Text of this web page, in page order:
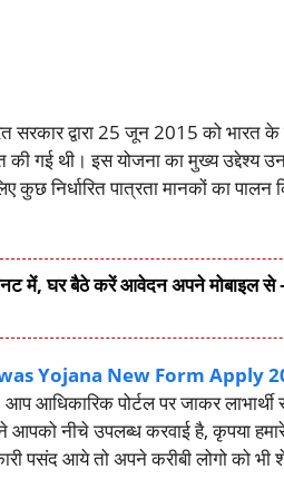
सरकार द्वारा 25 जून 2015 को भारत के
गई थी। इस योजना का मुख्य उद्देश्य
निर्धारित पात्रता मानकों का पालन
में, घर बैठे करें आवेदन अपने मोबाइल
Yojana New Form Apply
पोर्टल पर जाकर लाभार्थी
नीचे उपलब्ध करवाई है, कृपया हमारे
पसंद आये तो अपने करीबी लोगो को भी